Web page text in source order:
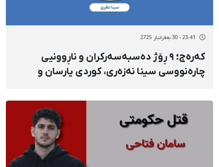
23:41 - 30 بەفرانبار 2725
کەرەج؛ ٩ ڕۆژ دەسبەسەرکران و ناڕوونیی
چارەنووسی سینا نەزەری، کوردی یارسان و